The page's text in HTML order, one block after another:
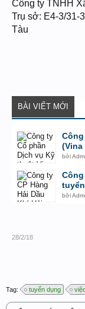
Công ty TNHH
Trụ sở: E4-3/31-
Tàu
BÀI VIẾT MỚI
bởi
bởi
28/2/18
Tag: tuyển dụng